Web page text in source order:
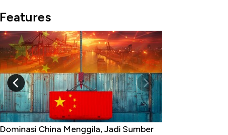
Features
Dominasi China Menggila, Jadi Sumber